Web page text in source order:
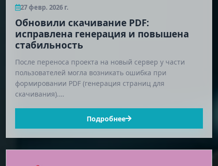
27 февр. 2026 г.
Обновили скачивание PDF:
исправлена генерация и повышена
стабильность
После переноса проекта на новый сервер у части
пользователей могла возникать ошибка при
формировании PDF (генерация страниц для
скачивания).…
Подробнее